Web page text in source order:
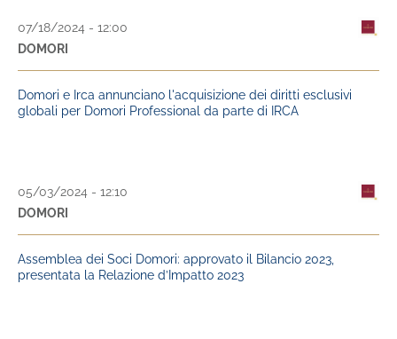
07/18/2024 - 12:00
DOMORI
Domori e Irca annunciano l'acquisizione dei diritti esclusivi
globali per Domori Professional da parte di IRCA
05/03/2024 - 12:10
DOMORI
Assemblea dei Soci Domori: approvato il Bilancio 2023,
presentata la Relazione d’Impatto 2023